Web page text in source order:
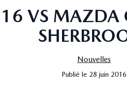
VS
Nouvelles
Publié le 28 juin 2016